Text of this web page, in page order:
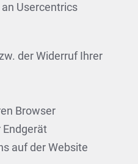
Usercentrics
der Widerruf Ihrer
Browser
auf der Website